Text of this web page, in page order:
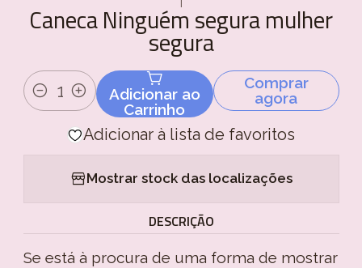
Caneca Ninguém segura mulher
segura
Quantidade
Adicionar ao
Carrinho
Comprar
agora
Adicionar à lista de favoritos
Mostrar stock das localizações
DESCRIÇÃO
Se está à procura de uma forma de mostrar